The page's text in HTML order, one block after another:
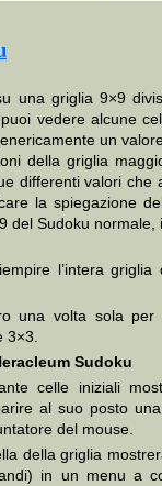
una griglia 9×9
vedere alcune
un
della griglia
differenti valori che
la spiegazione
del Sudoku normale,
l’intera griglia
una volta sola
3×3.
Sudoku
celle iniziali
al suo posto
del mouse.
della griglia
in un menu a